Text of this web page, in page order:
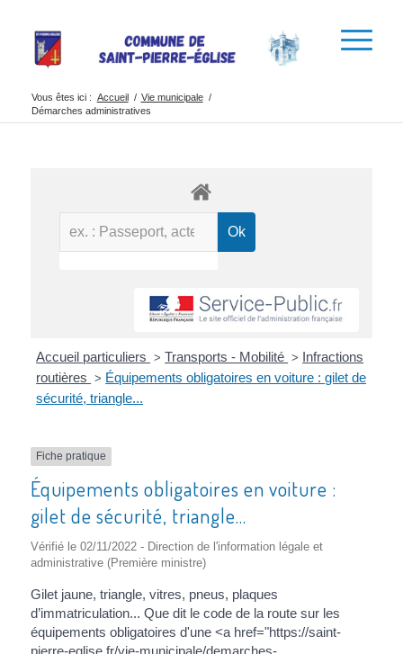
Vous êtes ici : Accueil / Vie municipale /
Démarches administratives
Accueil particuliers > Transports - Mobilité > Infractions
routières > Équipements obligatoires en voiture : gilet de
sécurité, triangle...
Fiche pratique
Équipements obligatoires en voiture :
gilet de sécurité, triangle...
Vérifié le 02/11/2022 - Direction de l'information légale et
administrative (Première ministre)
Gilet jaune, triangle, vitres, pneus, plaques
d’immatriculation... Que dit le code de la route sur les
équipements obligatoires d'une <a href="https://saint-
pierre-eglise.fr/vie-municipale/demarches-